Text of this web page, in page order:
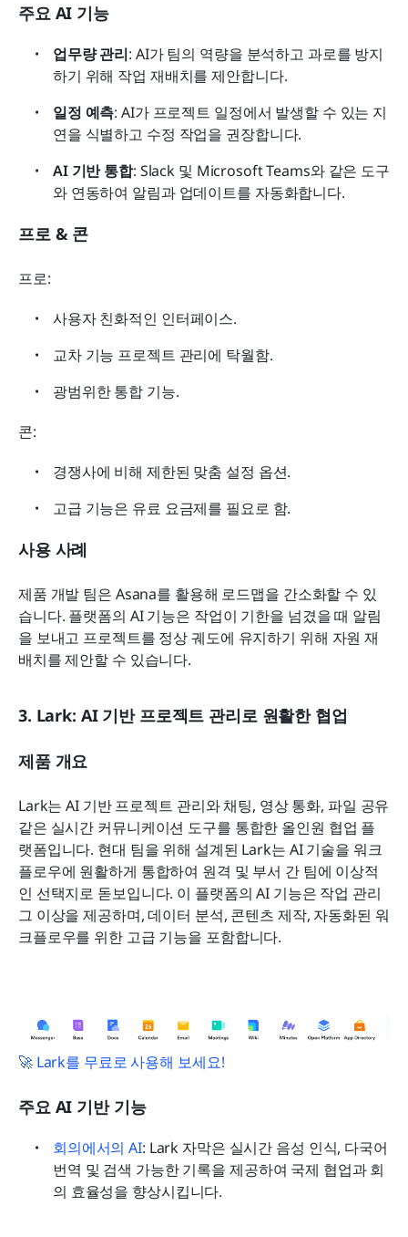
주요 AI 기능
업무량 관리: AI가 팀의 역량을 분석하고 과로를 방지
하기 위해 작업 재배치를 제안합니다.
일정 예측: AI가 프로젝트 일정에서 발생할 수 있는 지
연을 식별하고 수정 작업을 권장합니다.
AI 기반 통합: Slack 및 Microsoft Teams와 같은 도구
와 연동하여 알림과 업데이트를 자동화합니다.
프로 & 콘
프로:
사용자 친화적인 인터페이스.
교차 기능 프로젝트 관리에 탁월함.
광범위한 통합 기능.
콘:
경쟁사에 비해 제한된 맞춤 설정 옵션.
고급 기능은 유료 요금제를 필요로 함.
사용 사례
제품 개발 팀은 Asana를 활용해 로드맵을 간소화할 수 있
습니다. 플랫폼의 AI 기능은 작업이 기한을 넘겼을 때 알림
을 보내고 프로젝트를 정상 궤도에 유지하기 위해 자원 재
배치를 제안할 수 있습니다.
3. Lark: AI 기반 프로젝트 관리로 원활한 협업
제품 개요
Lark는 AI 기반 프로젝트 관리와 채팅, 영상 통화, 파일 공유
같은 실시간 커뮤니케이션 도구를 통합한 올인원 협업 플
랫폼입니다. 현대 팀을 위해 설계된 Lark는 AI 기술을 워크
플로우에 원활하게 통합하여 원격 및 부서 간 팀에 이상적
인 선택지로 돋보입니다. 이 플랫폼의 AI 기능은 작업 관리
그 이상을 제공하며, 데이터 분석, 콘텐츠 제작, 자동화된 워
크플로우를 위한 고급 기능을 포함합니다.
🚀 Lark를 무료로 사용해 보세요!
주요 AI 기반 기능
회의에서의 AI: Lark 자막은 실시간 음성 인식, 다국어
번역 및 검색 가능한 기록을 제공하여 국제 협업과 회
의 효율성을 향상시킵니다.